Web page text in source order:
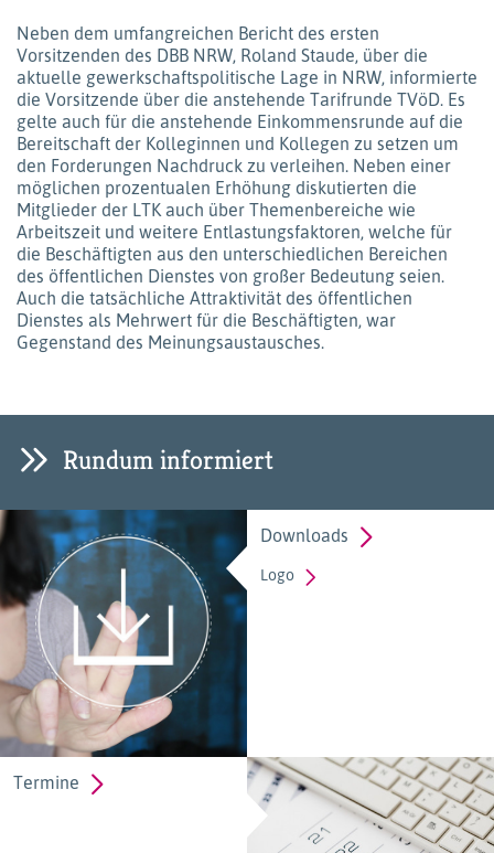
Neben dem umfangreichen Bericht des ersten
Vorsitzenden des DBB NRW, Roland Staude, über die
aktuelle gewerkschaftspolitische Lage in NRW, informierte
die Vorsitzende über die anstehende Tarifrunde TVöD. Es
gelte auch für die anstehende Einkommensrunde auf die
Bereitschaft der Kolleginnen und Kollegen zu setzen um
den Forderungen Nachdruck zu verleihen. Neben einer
möglichen prozentualen Erhöhung diskutierten die
Mitglieder der LTK auch über Themenbereiche wie
Arbeitszeit und weitere Entlastungsfaktoren, welche für
die Beschäftigten aus den unterschiedlichen Bereichen
des öffentlichen Dienstes von großer Bedeutung seien.
Auch die tatsächliche Attraktivität des öffentlichen
Dienstes als Mehrwert für die Beschäftigten, war
Gegenstand des Meinungsaustausches.
Rundum informiert
Downloads
Logo
Termine